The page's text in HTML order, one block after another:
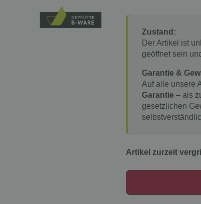
Zustand:
Der Artikel ist
geöffnet sein
Garantie &
Auf alle unsere
Garantie – als
gesetzlichen
Artikel zurzeit